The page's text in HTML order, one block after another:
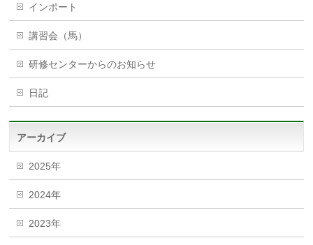
インポート
講習会（馬）
研修センターからのお知らせ
日記
アーカイブ
2025年
2024年
2023年